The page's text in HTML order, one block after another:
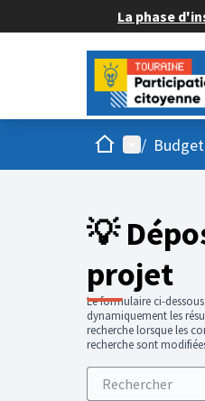
La phase
AccueilMenu
/
💡
projet
Le formulaire ci-
dynamiquement les
recherche lorsque les
recherche sont